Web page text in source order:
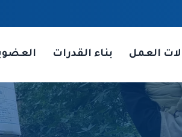
العمل بناء القدرات